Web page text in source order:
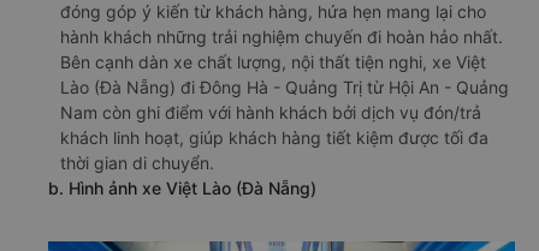
đóng góp ý kiến từ khách hàng, hứa hẹn mang lại cho
hành khách những trải nghiệm chuyến đi hoàn hảo nhất.
Bên cạnh dàn xe chất lượng, nội thất tiện nghi, xe Việt
Lào (Đà Nẵng) đi Đông Hà - Quảng Trị từ Hội An - Quảng
Nam còn ghi điểm với hành khách bởi dịch vụ đón/trả
khách linh hoạt, giúp khách hàng tiết kiệm được tối đa
thời gian di chuyển.
b. Hình ảnh xe Việt Lào (Đà Nẵng)